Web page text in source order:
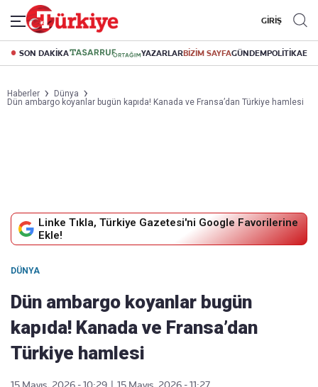
GİRİŞ
SON DAKİKA YAZARLARBİZİM SAYFAGÜNDEMPOLİTİKA
Haberler
Dünya
Dün ambargo koyanlar bugün kapıda! Kanada ve Fransa’dan Türkiye hamlesi
Linke Tıkla, Türkiye Gazetesi'ni Google Favorilerine
Ekle!
DÜNYA
Dün ambargo koyanlar bugün
kapıda! Kanada ve Fransa’dan
Türkiye hamlesi